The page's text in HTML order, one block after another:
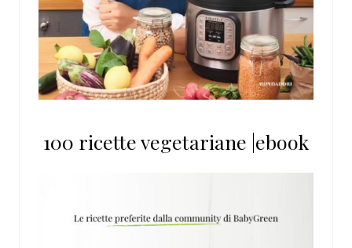
100 ricette vegetariane |ebook